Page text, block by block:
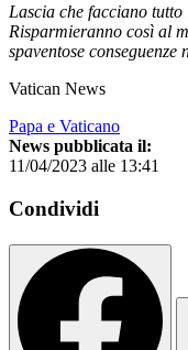
Lascia che facciano
Risparmieranno così al
spaventose conseguenze
Vatican News
Papa e Vaticano
News pubblicata il:
11/04/2023 alle 13:41
Condividi